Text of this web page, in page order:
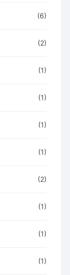
(6)
(2)
(1)
(1)
(1)
(1)
(2)
(1)
(1)
(1)